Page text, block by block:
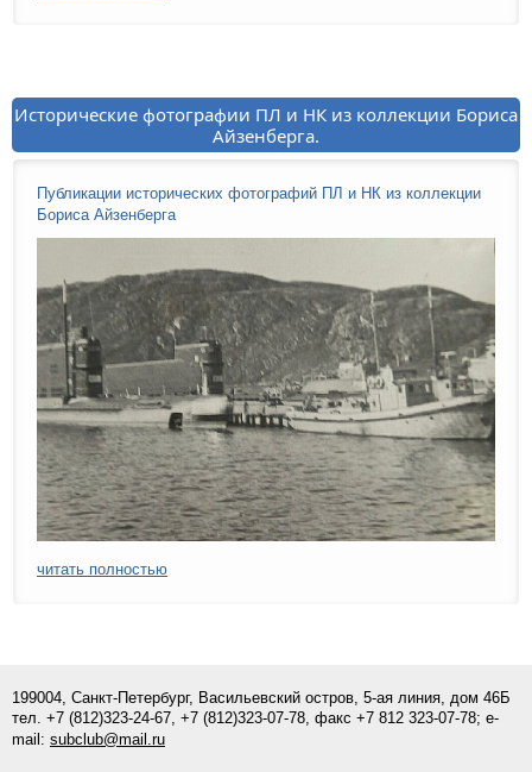
Исторические фотографии ПЛ и НК из коллекции Бориса
Айзенберга.
Публикации исторических фотографий ПЛ и НК из коллекции
Бориса Айзенберга
читать полностью
199004, Санкт-Петербург, Васильевский остров, 5-ая линия, дом 46Б
тел. +7 (812)323-24-67, +7 (812)323-07-78, факс +7 812 323-07-78; e-
mail: subclub@mail.ru